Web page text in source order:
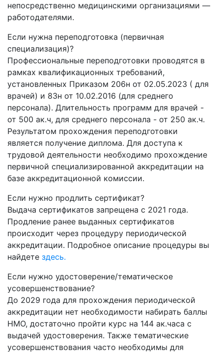
непосредственно медицинскими организациями —
работодателями.
Если нужна переподготовка (первичная
специализация)?
Профессиональные переподготовки проводятся в
рамках квалификационных требований,
установленных Приказом 206н от 02.05.2023 ( для
врачей) и 83н от 10.02.2016 (для среднего
персонала). Длительность программ для врачей -
от 500 ак.ч, для среднего персонала - от 250 ак.ч.
Результатом прохождения переподготовки
является получение диплома. Для доступа к
трудовой деятельности необходимо прохождение
первичной специализированной аккредитации на
базе аккредитационной комиссии.
Если нужно продлить сертификат?
Выдача сертификатов запрещена с 2021 года.
Продление ранее выданных сертификатов
происходит через процедуру периодической
аккредитации. Подробное описание процедуры вы
найдете здесь.
Если нужно удостоверение/тематическое
усовершенствование?
До 2029 года для прохождения периодической
аккредитации нет необходимости набирать баллы
НМО, достаточно пройти курс на 144 ак.часа с
выдачей удостоверения. Также тематические
усовершенствования часто необходимы для